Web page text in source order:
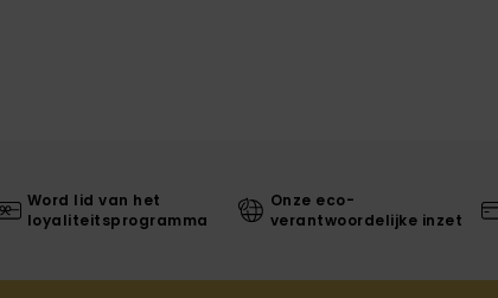
Word lid van het
loyaliteitsprogramma
Onze eco-
verantwoordelijke inzet